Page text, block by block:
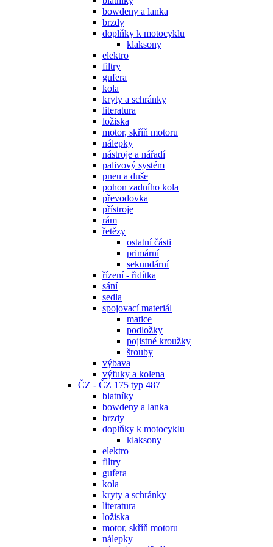
bowdeny a lanka
brzdy
doplňky k motocyklu
klaksony
elektro
filtry
gufera
kola
kryty a schránky
literatura
ložiska
motor, skříň motoru
nálepky
nástroje a nářadí
palivový systém
pneu a duše
pohon zadního kola
převodovka
přístroje
rám
řetězy
ostatní části
primární
sekundární
řízení - řidítka
sání
sedla
spojovací materiál
matice
podložky
pojistné kroužky
šrouby
výbava
výfuky a kolena
ČZ - ČZ 175 typ 487
blatníky
bowdeny a lanka
brzdy
doplňky k motocyklu
klaksony
elektro
filtry
gufera
kola
kryty a schránky
literatura
ložiska
motor, skříň motoru
nálepky